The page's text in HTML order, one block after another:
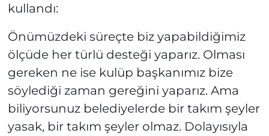
kullandı:
Önümüzdeki süreçte biz yapabildiğimiz
ölçüde her türlü desteği yaparız. Olması
gereken ne ise kulüp başkanımız bize
söylediği zaman gereğini yaparız. Ama
biliyorsunuz belediyelerde bir takım şeyler
yasak, bir takım şeyler olmaz. Dolayısıyla